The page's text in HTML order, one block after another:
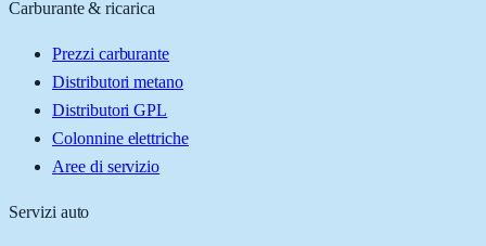
Carburante & ricarica
Prezzi carburante
Distributori metano
Distributori GPL
Colonnine elettriche
Aree di servizio
Servizi auto